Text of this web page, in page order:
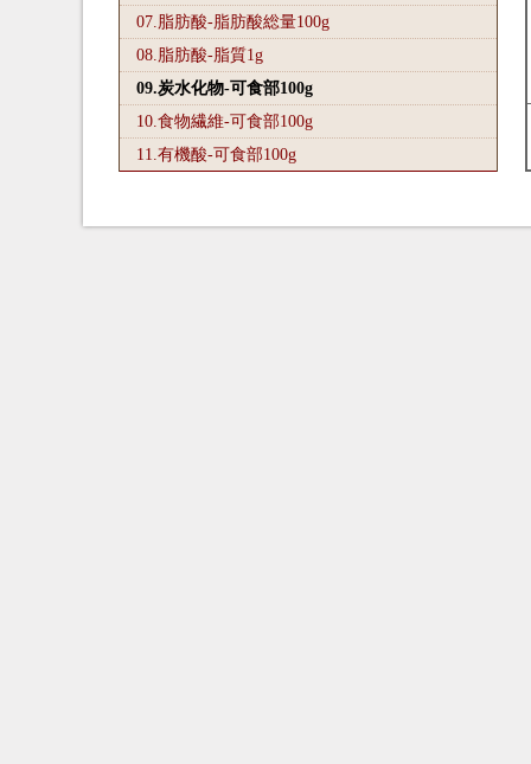
07.脂肪酸-脂肪酸総量100g
08.脂肪酸-脂質1g
09.炭水化物-可食部100g
10.食物繊維-可食部100g
11.有機酸-可食部100g